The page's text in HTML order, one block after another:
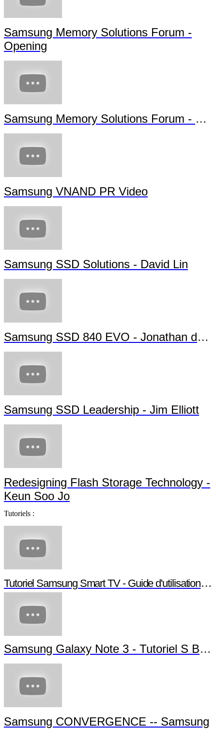
Samsung Memory Solutions Forum -
Opening
Samsung Memory Solutions Forum - Future Technology
Samsung VNAND PR Video
Samsung SSD Solutions - David Lin
Samsung SSD 840 EVO - Jonathan da Silva
Samsung SSD Leadership - Jim Elliott
Redesigning Flash Storage Technology -
Keun Soo Jo
Tutoriels :
Tutoriel Samsung Smart TV - Guide d'utilisation Smart TV
Samsung Galaxy Note 3 - Tutoriel S Beam
Samsung CONVERGENCE -- Samsung